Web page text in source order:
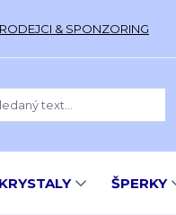
& SPONZORING
ŠPERKY